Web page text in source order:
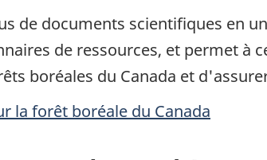
de documents scientifiques en
de ressources, et permet à
boréales du Canada et
la forêt boréale du Canada